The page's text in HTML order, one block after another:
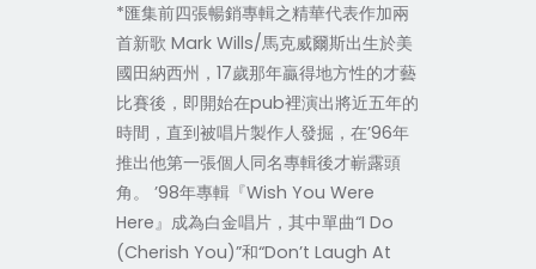
*匯集前四張暢銷專輯之精華代表作加兩
首新歌 Mark Wills/馬克威爾斯出生於美
國田納西州，17歲那年贏得地方性的才藝
比賽後，即開始在pub裡演出將近五年的
時間，直到被唱片製作人發掘，在’96年
推出他第一張個人同名專輯後才嶄露頭
角。 ’98年專輯『Wish You Were
Here』成為白金唱片，其中單曲“I Do
(Cherish You)”和“Don’t Laugh At